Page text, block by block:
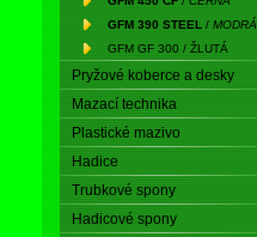
GFM 390 STEEL / MODRÁ
GFM GF 300 / ŽLUTÁ
Pryžové koberce a desky
Mazací technika
Plastické mazivo
Hadice
Trubkové spony
Hadicové spony